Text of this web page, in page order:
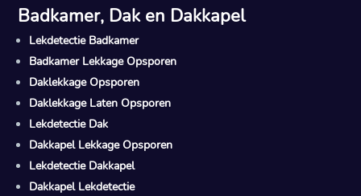
Badkamer, Dak en Dakkapel
Lekdetectie Badkamer
Badkamer Lekkage Opsporen
Daklekkage Opsporen
Daklekkage Laten Opsporen
Lekdetectie Dak
Dakkapel Lekkage Opsporen
Lekdetectie Dakkapel
Dakkapel Lekdetectie